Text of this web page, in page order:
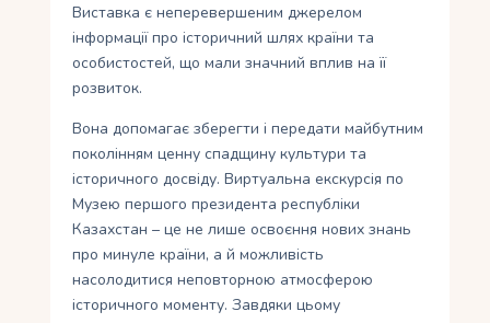
Виставка є неперевершеним джерелом
інформації про історичний шлях країни та
особистостей, що мали значний вплив на її
розвиток.
Вона допомагає зберегти і передати майбутним
поколінням ценну спадщину культури та
історичного досвіду. Виртуальна екскурсія по
Музею першого президента республіки
Казахстан – це не лише освоєння нових знань
про минуле країни, а й можливість
насолодитися неповторною атмосферою
історичного моменту. Завдяки цьому